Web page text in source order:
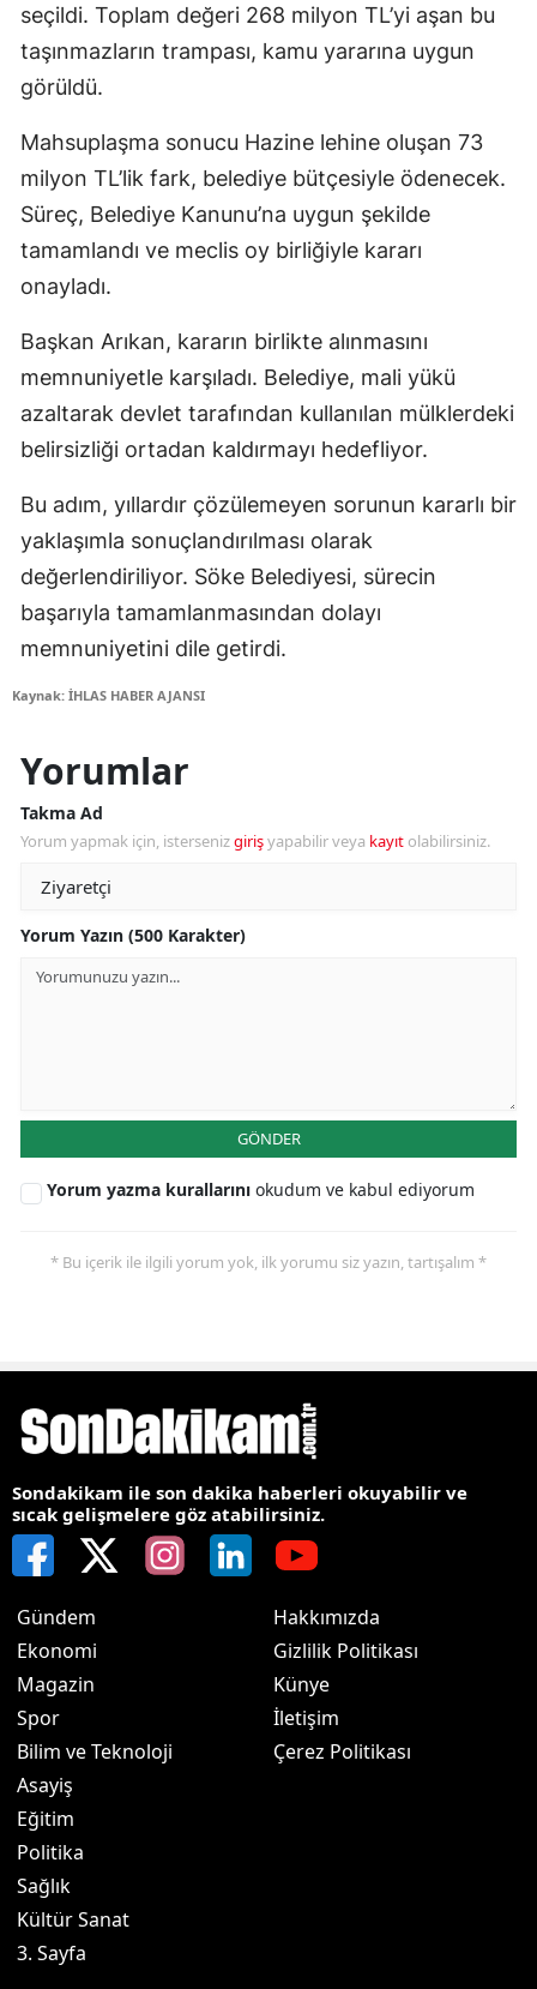
seçildi. Toplam değeri 268 milyon TL’yi aşan bu
taşınmazların trampası, kamu yararına uygun
görüldü.
Mahsuplaşma sonucu Hazine lehine oluşan 73
milyon TL’lik fark, belediye bütçesiyle ödenecek.
Süreç, Belediye Kanunu’na uygun şekilde
tamamlandı ve meclis oy birliğiyle kararı
onayladı.
Başkan Arıkan, kararın birlikte alınmasını
memnuniyetle karşıladı. Belediye, mali yükü
azaltarak devlet tarafından kullanılan mülklerdeki
belirsizliği ortadan kaldırmayı hedefliyor.
Bu adım, yıllardır çözülemeyen sorunun kararlı bir
yaklaşımla sonuçlandırılması olarak
değerlendiriliyor. Söke Belediyesi, sürecin
başarıyla tamamlanmasından dolayı
memnuniyetini dile getirdi.
Kaynak: İHLAS HABER AJANSI
Yorumlar
Takma Ad
Yorum yapmak için, istersenizgirişyapabilir veya kayıt olabilirsiniz.
Yorum Yazın (500 Karakter)
GÖNDER
Yorum yazma kurallarını okudum ve kabul ediyorum
* Bu içerik ile ilgili yorum yok, ilk yorumu siz yazın, tartışalım *
Sondakikam ile son dakika haberleri okuyabilir ve
sıcak gelişmelere göz atabilirsiniz.
Gündem
Ekonomi
Magazin
Spor
Bilim ve Teknoloji
Asayiş
Eğitim
Politika
Sağlık
Kültür Sanat
3. Sayfa
Hakkımızda
Gizlilik Politikası
Künye
İletişim
Çerez Politikası